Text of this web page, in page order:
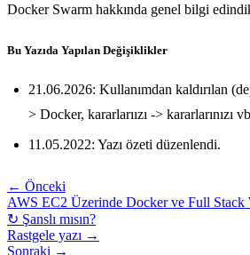
Docker Swarm hakkında genel bilgi
Bu Yazıda Yapılan Değişiklikler
21.06.2026: Kullanımdan kaldırılan
> Docker, kararlarıızı ->
11.05.2022: Yazı özeti düzenlendi.
← Önceki
AWS EC2 Üzerinde Docker ve Full Stack
↻ Şanslı mısın?
Rastgele yazı →
Sonraki →